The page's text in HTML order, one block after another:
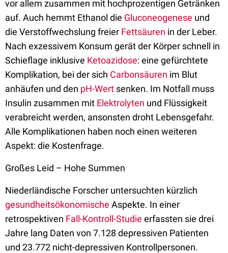
vor allem zusammen mit hochprozentigen Getränken
auf. Auch hemmt Ethanol die Gluconeogenese und
die Verstoffwechslung freier Fettsäuren in der Leber.
Nach exzessivem Konsum gerät der Körper schnell in
Schieflage inklusive Ketoazidose: eine gefürchtete
Komplikation, bei der sich Carbonsäuren im Blut
anhäufen und den pH-Wert senken. Im Notfall muss
Insulin zusammen mit Elektrolyten und Flüssigkeit
verabreicht werden, ansonsten droht Lebensgefahr.
Alle Komplikationen haben noch einen weiteren
Aspekt: die Kostenfrage.
Großes Leid – Hohe Summen
Niederländische Forscher untersuchten kürzlich
gesundheitsökonomische Aspekte. In einer
retrospektiven Fall-Kontroll-Studie erfassten sie drei
Jahre lang Daten von 7.128 depressiven Patienten
und 23.772 nicht-depressiven Kontrollpersonen.